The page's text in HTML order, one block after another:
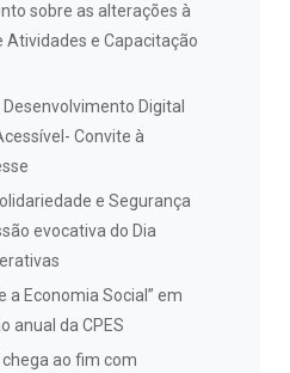
sobre as alterações à
Atividades e Capacitação
Digital
Convite à
e Segurança
evocativa do Dia
a Economia Social” em
anual da CPES
ao fim com